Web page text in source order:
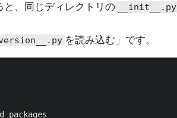
、同じディレクトリの __init__.py
を読み込む」です。